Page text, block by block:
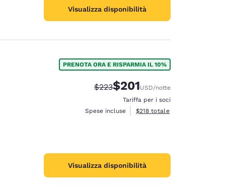
Visualizza disponibilità
PRENOTA ORA E RISPARMIA IL 10%
Tariffa di barratura:
$223Tariffa scontata:
$201USD/notte
Tariffa per i soci
Spese incluse
Visualizza i dettagli totali
$218 totale
Visualizza disponibilità